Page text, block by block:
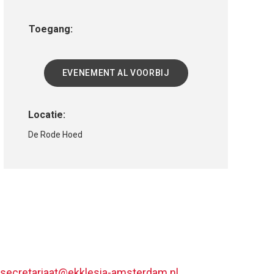
Toegang:
EVENEMENT AL VOORBIJ
Locatie:
De Rode Hoed